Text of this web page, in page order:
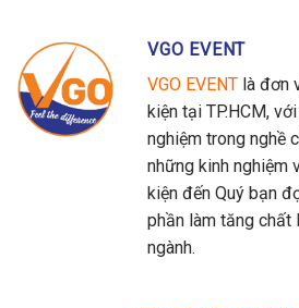
VGO EVENT
VGO EVENT là đơn
kiện tại TP.HCM,
nghiệm trong nghề
những kinh nghiệm
kiện đến Quý bạn
phần làm tăng chất
ngành.